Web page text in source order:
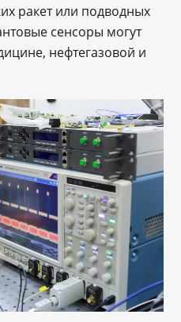
ракет или подводных
сенсоры могут
нефтегазовой и